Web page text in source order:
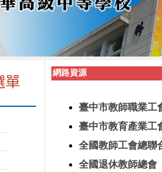
網路資源
臺中市教師職業工
臺中市教育產業工
全國教師工會總聯
全國退休教師總會